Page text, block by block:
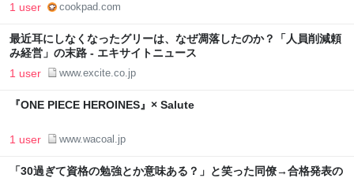
1 user cookpad.com
最近耳にしなくなったグリーは、なぜ凋落したのか？「人員削減頼
み経営」の末路 - エキサイトニュース
1 user www.excite.co.jp
『ONE PIECE HEROINES』× Salute
1 user www.wacoal.jp
「30過ぎて資格の勉強とか意味ある？」と笑った同僚→合格発表の